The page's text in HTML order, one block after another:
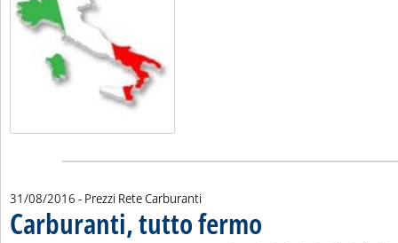
31/08/2016 - Prezzi Rete Carburanti
Carburanti, tutto fermo